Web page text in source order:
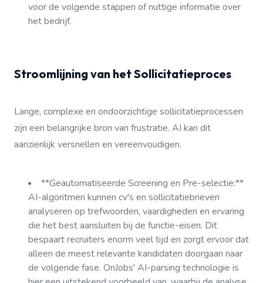
voor de volgende stappen of nuttige informatie over
het bedrijf.
Stroomlijning van het Sollicitatieproces
Lange, complexe en ondoorzichtige sollicitatieprocessen
zijn een belangrijke bron van frustratie. AI kan dit
aanzienlijk versnellen en vereenvoudigen.
**Geautomatiseerde Screening en Pre-selectie:**
AI-algoritmen kunnen cv's en sollicitatiebrieven
analyseren op trefwoorden, vaardigheden en ervaring
die het best aansluiten bij de functie-eisen. Dit
bespaart recruiters enorm veel tijd en zorgt ervoor dat
alleen de meest relevante kandidaten doorgaan naar
de volgende fase. OnJobs' AI-parsing technologie is